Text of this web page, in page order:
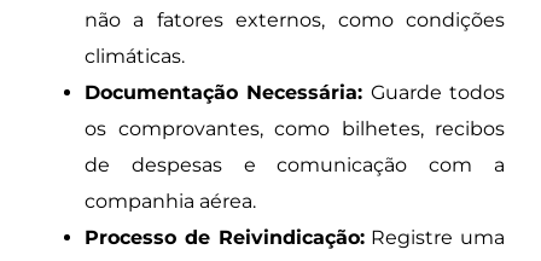
não a fatores externos, como condições
climáticas.
Documentação Necessária: Guarde todos
os comprovantes, como bilhetes, recibos
de despesas e comunicação com a
companhia aérea.
Processo de Reivindicação:Registre uma